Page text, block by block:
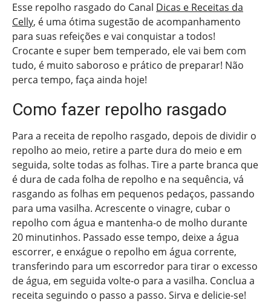
Esse repolho rasgado do Canal Dicas e Receitas da
Celly, é uma ótima sugestão de acompanhamento
para suas refeições e vai conquistar a todos!
Crocante e super bem temperado, ele vai bem com
tudo, é muito saboroso e prático de preparar! Não
perca tempo, faça ainda hoje!
Como fazer repolho rasgado
Para a receita de repolho rasgado, depois de dividir o
repolho ao meio, retire a parte dura do meio e em
seguida, solte todas as folhas. Tire a parte branca que
é dura de cada folha de repolho e na sequência, vá
rasgando as folhas em pequenos pedaços, passando
para uma vasilha. Acrescente o vinagre, cubar o
repolho com água e mantenha-o de molho durante
20 minutinhos. Passado esse tempo, deixe a água
escorrer, e enxágue o repolho em água corrente,
transferindo para um escorredor para tirar o excesso
de água, em seguida volte-o para a vasilha. Conclua a
receita seguindo o passo a passo. Sirva e delicie-se!